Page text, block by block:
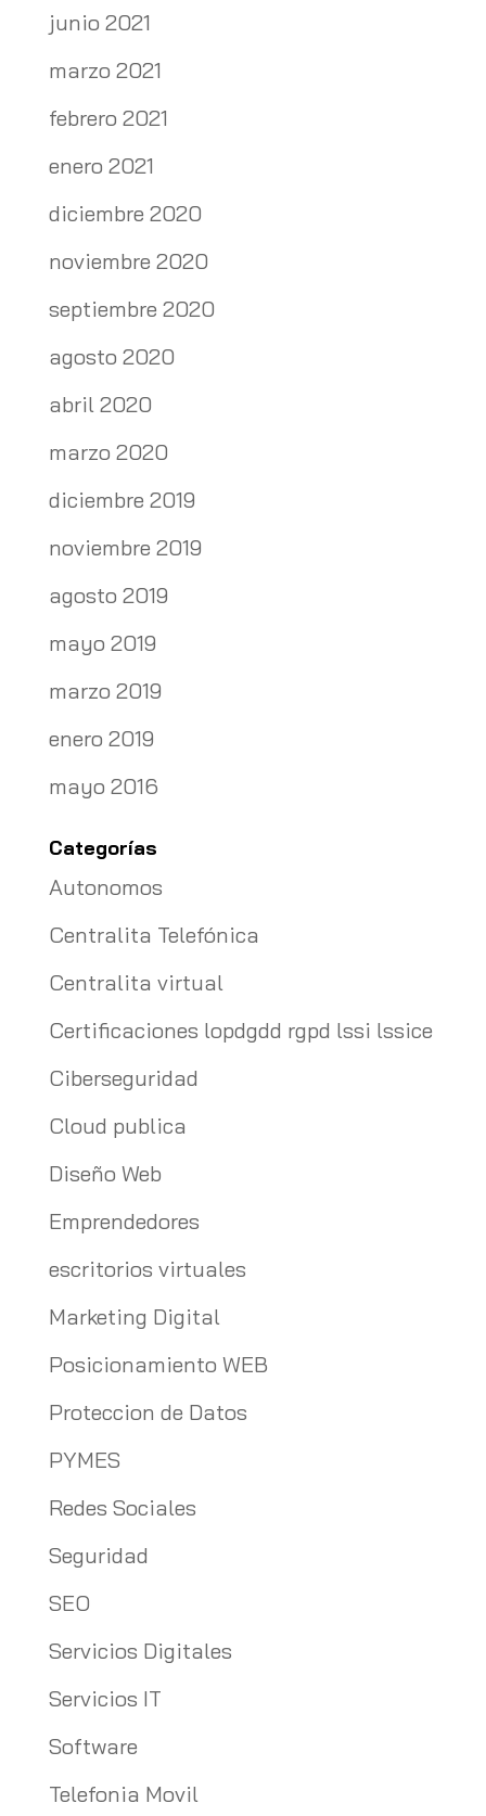
junio 2021
marzo 2021
febrero 2021
enero 2021
diciembre 2020
noviembre 2020
septiembre 2020
agosto 2020
abril 2020
marzo 2020
diciembre 2019
noviembre 2019
agosto 2019
mayo 2019
marzo 2019
enero 2019
mayo 2016
Categorías
Autonomos
Centralita Telefónica
Centralita virtual
Certificaciones lopdgdd rgpd lssi lssice
Ciberseguridad
Cloud publica
Diseño Web
Emprendedores
escritorios virtuales
Marketing Digital
Posicionamiento WEB
Proteccion de Datos
PYMES
Redes Sociales
Seguridad
SEO
Servicios Digitales
Servicios IT
Software
Telefonia Movil